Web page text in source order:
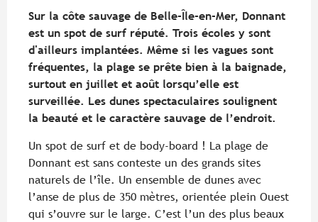
Sur la côte sauvage de Belle-Île-en-Mer, Donnant
est un spot de surf réputé. Trois écoles y sont
d'ailleurs implantées. Même si les vagues sont
fréquentes, la plage se prête bien à la baignade,
surtout en juillet et août lorsqu’elle est
surveillée. Les dunes spectaculaires soulignent
la beauté et le caractère sauvage de l’endroit.
Un spot de surf et de body-board ! La plage de
Donnant est sans conteste un des grands sites
naturels de l’île. Un ensemble de dunes avec
l’anse de plus de 350 mètres, orientée plein Ouest
qui s’ouvre sur le large. C’est l’un des plus beaux